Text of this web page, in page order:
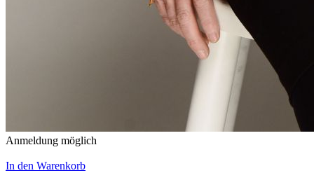
Anmeldung möglich
In den Warenkorb